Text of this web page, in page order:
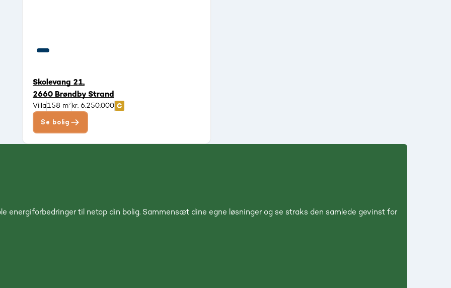
Skolevang 21,
2660 Brøndby Strand
Villa158 m² kr. 6.250.000
Se bolig
energiforbedringer til netop din bolig. Sammensæt dine egne løsninger og se straks den samlede gevinst for